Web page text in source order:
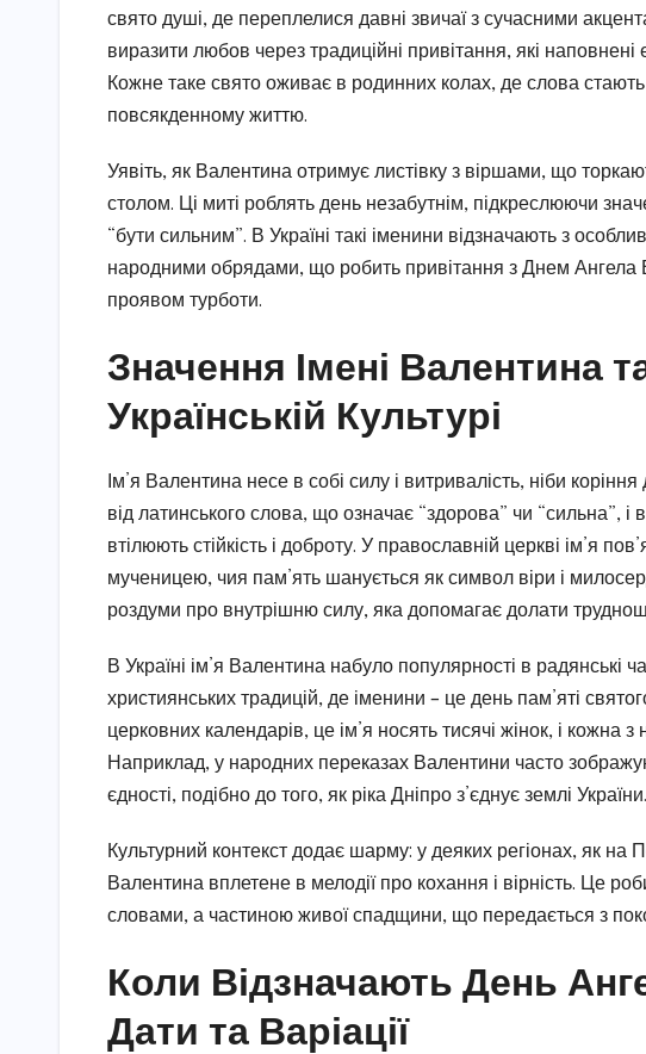
свято душі, де переплелися давні звичаї з сучасними
виразити любов через традиційні привітання, які
Кожне таке свято оживає в родинних колах, де слова
повсякденному життю.
Уявіть, як Валентина отримує листівку з віршами, що
столом. Ці миті роблять день незабутнім, підкреслюючи
“бути сильним”. В Україні такі іменини відзначають з
народними обрядами, що робить привітання з Днем
проявом турботи.
Значення Імені Валентина
Українській Культурі
Ім’я Валентина несе в собі силу і витривалість, ніби
від латинського слова, що означає “здорова” чи “сильна”, і в
втілюють стійкість і доброту. У православній церкві ім’я
мученицею, чия пам’ять шанується як символ віри і
роздуми про внутрішню силу, яка допомагає долати
В Україні ім’я Валентина набуло популярності в радянські
християнських традицій, де іменини – це день пам’яті
церковних календарів, це ім’я носять тисячі жінок, і кожна
Наприклад, у народних переказах Валентини часто
єдності, подібно до того, як ріка Дніпро з’єднує землі України.
Культурний контекст додає шарму: у деяких регіонах, як на
Валентина вплетене в мелодії про кохання і вірність. Це
словами, а частиною живої спадщини, що передається з
Коли Відзначають День
Дати та Варіації